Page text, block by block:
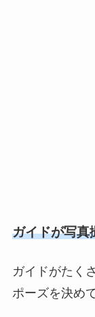
ガイドが写真
ガイドがたく
ポーズを決め